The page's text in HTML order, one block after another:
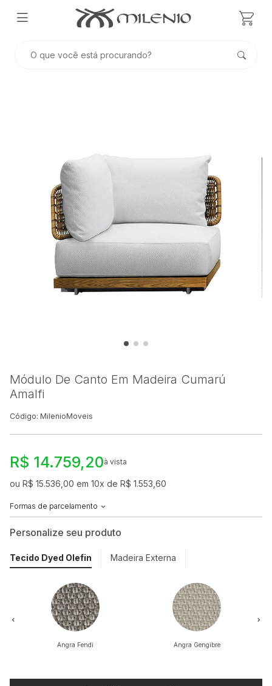
Módulo De Canto Em Madeira Cumarú
Amalfi
Código: MilenioMoveis
R$ 14.759,20à vista
ou R$ 15.536,00 em 10x de R$ 1.553,60
Formas de parcelamento
Personalize seu produto
Tecido Dyed Olefin Madeira Externa
Angra Fendi Angra Gengibre